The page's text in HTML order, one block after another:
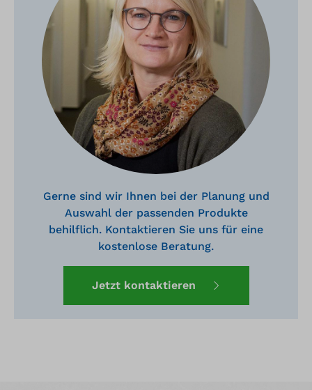
Gerne sind wir Ihnen bei der Planung und
Auswahl der passenden Produkte
behilflich. Kontaktieren Sie uns für eine
kostenlose Beratung.
Jetzt kontaktieren